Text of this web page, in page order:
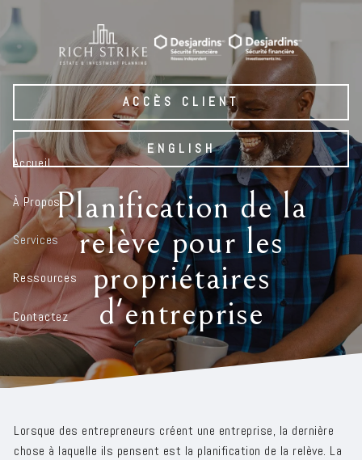
Skip to main content
ACCÈS CLIENT
ENGLISH
Accueil
À Propos
Services
Ressources
Contactez
Planification de la
relève pour les
propriétaires
d'entreprise
Lorsque des entrepreneurs créent une entreprise, la dernière
chose à laquelle ils pensent est la planification de la relève. La